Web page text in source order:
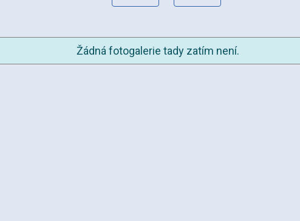
Žádná fotogalerie tady zatím není.